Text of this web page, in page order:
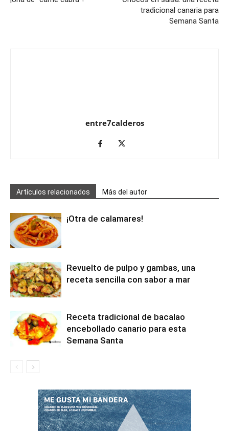
tradicional canaria para
Semana Santa
entre7calderos
Artículos relacionados Más del autor
¡Otra de calamares!
Revuelto de pulpo y gambas, una
receta sencilla con sabor a mar
Receta tradicional de bacalao
encebollado canario para esta
Semana Santa